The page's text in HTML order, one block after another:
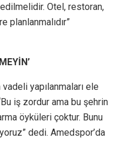
Otel, restoran,
planlanmalıdır”
yapılanmaları ele
iş zordur ama bu şehrin
öyküleri çoktur. Bunu
dedi. Amedspor’da